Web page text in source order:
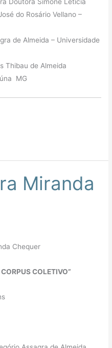
do Rosário Vellano –
de Almeida – Universidade
Thibau de Almeida
MG
Miranda
Chequer
COLETIVO”